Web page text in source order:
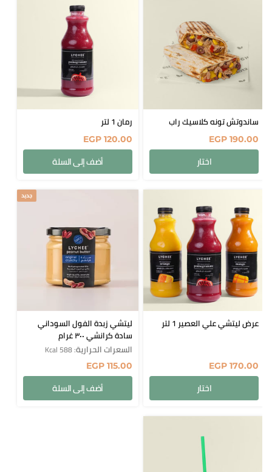
ساندوتش تونه كلاسيك راب
EGP 190.00
اختار
رمان 1 لتر
EGP 120.00
أضف إلى السلة
عرض ليتشي علي العصير 1 لتر
EGP 170.00
اختار
جديد
ليتشي زبدة الفول السوداني
سادة كرانشي ٣٠٠ غرام
EGP 115.00
أضف إلى السلة
السعرات الحرارية: 588 Kcal